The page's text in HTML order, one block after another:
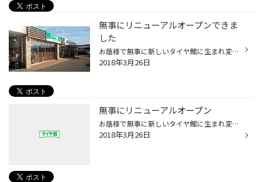
無事にリニューアルオープンできま
した
お蔭様で無事に新しいタイヤ館に生まれ変わる事ができました。 ひとえにご利用頂きました皆様のお蔭でございます。 今後皆様にご愛顧いただけます様、スタッフ一同努力してまいります。 何卒よろしくお願い致します。
2018年3月26日
無事にリニューアルオープン
お蔭様で無事に新しいタイヤ館に生まれ変わる事ができました。 ひとえにご利用頂きました皆様のお蔭でございます。 今後皆様にご愛顧いただけます様、スタッフ一同努力してまいります。 何卒よろしくお願い致します。 タイヤ館箕輪 スタッフ 一同
2018年3月26日